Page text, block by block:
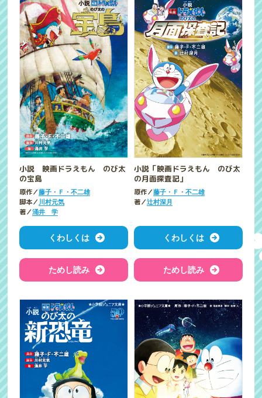
小説 映画ドラえもん のび太
の宝島
原作／藤子・Ｆ・不二雄
脚本／ 川村元気
著／涌井 学
くわしくは
ためし読み
小説「映画ドラえもん のび太
の月面探査記」
原作／藤子・Ｆ・不二雄
著／辻村深月
くわしくは
ためし読み